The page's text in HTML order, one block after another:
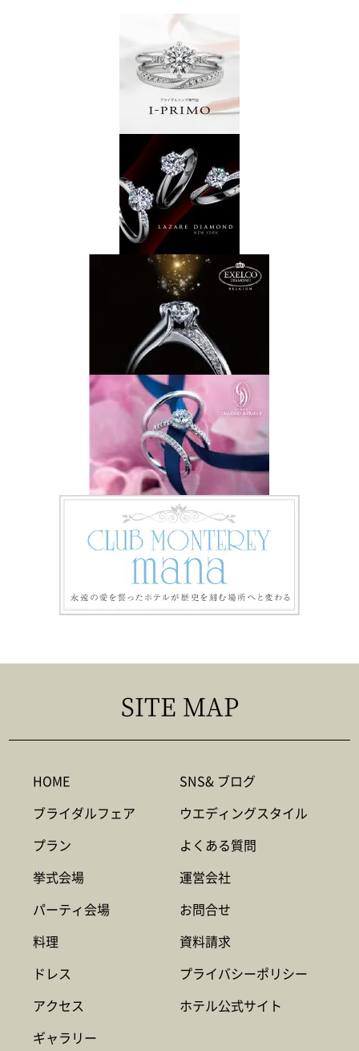
SITE MAP
HOME
ブライダルフェア
プラン
挙式会場
パーティ会場
料理
ドレス
アクセス
ギャラリー
SNS& ブログ
ウエディングスタイル
よくある質問
運営会社
お問合せ
資料請求
プライバシーポリシー
ホテル公式サイト